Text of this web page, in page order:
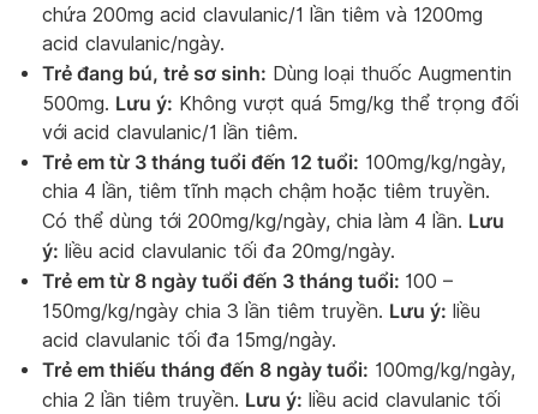
chứa 200mg acid clavulanic/1 lần tiêm và 1200mg
acid clavulanic/ngày.
Trẻ đang bú, trẻ sơ sinh: Dùng loại thuốc Augmentin
500mg. Lưu ý: Không vượt quá 5mg/kg thể trọng đối
với acid clavulanic/1 lần tiêm.
Trẻ em từ 3 tháng tuổi đến 12 tuổi: 100mg/kg/ngày,
chia 4 lần, tiêm tĩnh mạch chậm hoặc tiêm truyền.
Có thể dùng tới 200mg/kg/ngày, chia làm 4 lần. Lưu
ý: liều acid clavulanic tối đa 20mg/ngày.
Trẻ em từ 8 ngày tuổi đến 3 tháng tuổi: 100 –
150mg/kg/ngày chia 3 lần tiêm truyền. Lưu ý: liều
acid clavulanic tối đa 15mg/ngày.
Trẻ em thiếu tháng đến 8 ngày tuổi: 100mg/kg/ngày,
chia 2 lần tiêm truyền. Lưu ý: liều acid clavulanic tối